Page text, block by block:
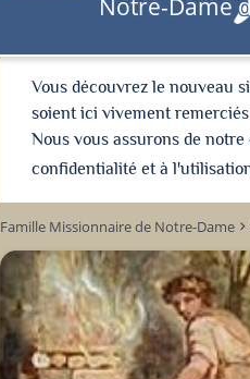
Notre-Dame
Vous découvrez le nouveau
soient ici vivement
Nous vous assurons de
confidentialité et à
Famille Missionnaire de Notre-Dame keyboard_arrow_right